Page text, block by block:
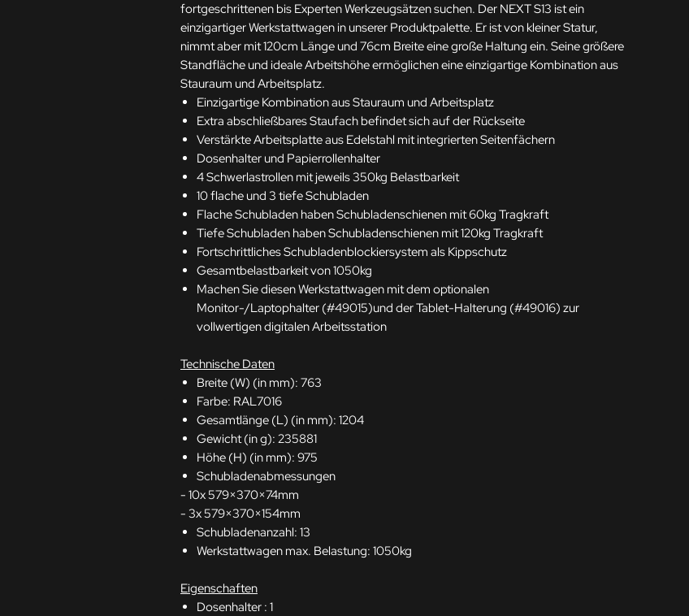
fortgeschrittenen bis Experten Werkzeugsätzen suchen. Der NEXT S13 ist ein
einzigartiger Werkstattwagen in unserer Produktpalette. Er ist von kleiner Statur,
nimmt aber mit 120cm Länge und 76cm Breite eine große Haltung ein. Seine größere
Standfläche und ideale Arbeitshöhe ermöglichen eine einzigartige Kombination aus
Stauraum und Arbeitsplatz.
Einzigartige Kombination aus Stauraum und Arbeitsplatz
Extra abschließbares Staufach befindet sich auf der Rückseite
Verstärkte Arbeitsplatte aus Edelstahl mit integrierten Seitenfächern
Dosenhalter und Papierrollenhalter
4 Schwerlastrollen mit jeweils 350kg Belastbarkeit
10 flache und 3 tiefe Schubladen
Flache Schubladen haben Schubladenschienen mit 60kg Tragkraft
Tiefe Schubladen haben Schubladenschienen mit 120kg Tragkraft
Fortschrittliches Schubladenblockiersystem als Kippschutz
Gesamtbelastbarkeit von 1050kg
Machen Sie diesen Werkstattwagen mit dem optionalen
Monitor-/Laptophalter (#49015)und der Tablet-Halterung (#49016) zur
vollwertigen digitalen Arbeitsstation
Technische Daten
Breite (W) (in mm): 763
Farbe: RAL7016
Gesamtlänge (L) (in mm): 1204
Gewicht (in g): 235881
Höhe (H) (in mm): 975
Schubladenabmessungen
- 10x 579×370×74mm
- 3x 579×370×154mm
Schubladenanzahl: 13
Werkstattwagen max. Belastung: 1050kg
Eigenschaften
Dosenhalter : 1